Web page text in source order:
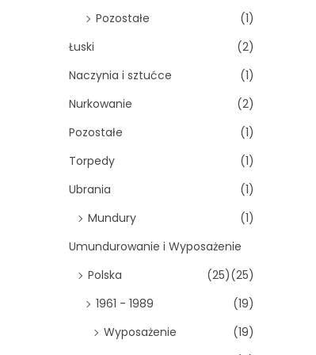
Pozostałe
(1)
Łuski
(2)
Naczynia i sztućce
(1)
Nurkowanie
(2)
Pozostałe
(1)
Torpedy
(1)
Ubrania
(1)
Mundury
(1)
Umundurowanie i Wyposażenie
(25)
Polska
(25)
1961 - 1989
(19)
Wyposażenie
(19)